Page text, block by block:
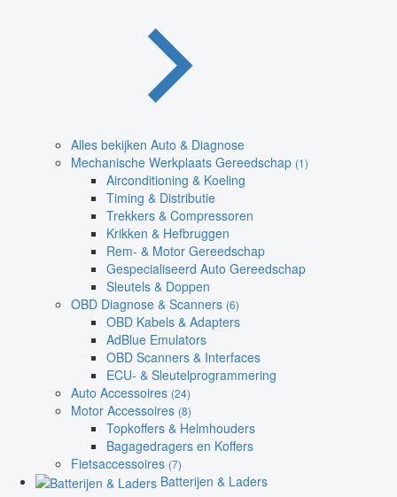
Alles bekijken Auto & Diagnose
Mechanische Werkplaats Gereedschap (1)
Airconditioning & Koeling
Timing & Distributie
Trekkers & Compressoren
Krikken & Hefbruggen
Rem- & Motor Gereedschap
Gespecialiseerd Auto Gereedschap
Sleutels & Doppen
OBD Diagnose & Scanners (6)
OBD Kabels & Adapters
AdBlue Emulators
OBD Scanners & Interfaces
ECU- & Sleutelprogrammering
Auto Accessoires (24)
Motor Accessoires (8)
Topkoffers & Helmhouders
Bagagedragers en Koffers
Fietsaccessoires (7)
Batterijen & Laders